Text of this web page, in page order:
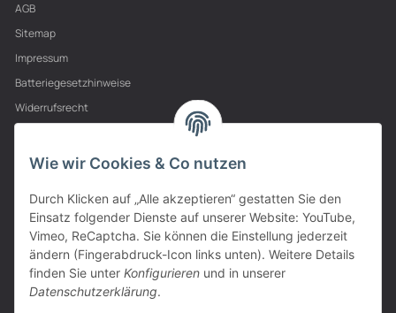
AGB
Sitemap
Impressum
Batteriegesetzhinweise
Widerrufsrecht
PARTNER
Wie wir Cookies & Co nutzen
Durch Klicken auf „Alle akzeptieren“ gestatten Sie den
Einsatz folgender Dienste auf unserer Website: YouTube,
Vimeo, ReCaptcha. Sie können die Einstellung jederzeit
ändern (Fingerabdruck-Icon links unten). Weitere Details
finden Sie unter Konfigurieren und in unserer
Datenschutzerklärung.